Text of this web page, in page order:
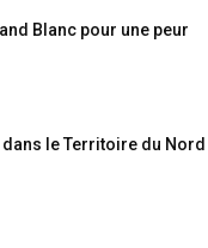
Blanc pour une peur
le Territoire du Nord